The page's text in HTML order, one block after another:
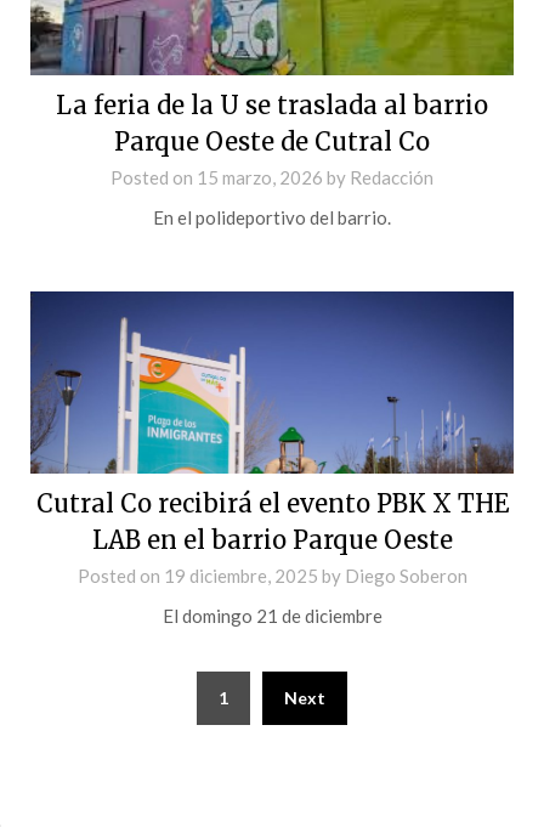
La feria de la U se traslada al barrio
Parque Oeste de Cutral Co
Posted on 15 marzo, 2026 by Redacción
En el polideportivo del barrio.
Cutral Co recibirá el evento PBK X THE
LAB en el barrio Parque Oeste
Posted on 19 diciembre, 2025 by Diego Soberon
El domingo 21 de diciembre
1 Next